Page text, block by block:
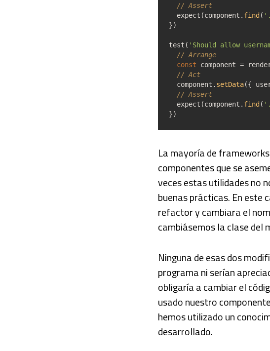
// Assert
expect (component. find (
})
test ( 'Should allow
// Arrange
const component =
// Act
component. setData({
// Assert
expect (component. find (
})
La mayoría de
componentes que se
veces estas utilidades no
buenas prácticas. En este
refactor y cambiara el
cambiásemos la clase del
Ninguna de esas dos
programa ni serían
obligaría a cambiar el
usado nuestro
hemos utilizado un
desarrollado.